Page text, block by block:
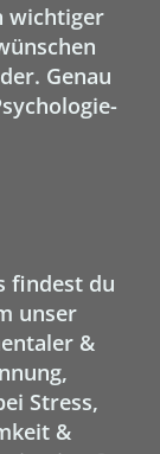
wichtiger
Genau
findest du
unser
&
Stress,
&